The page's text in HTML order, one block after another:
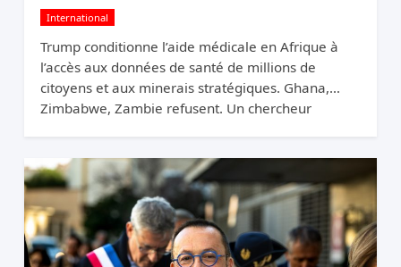
International
Trump conditionne l’aide médicale en Afrique à
l’accès aux données de santé de millions de
citoyens et aux minerais stratégiques. Ghana,
Zimbabwe, Zambie refusent. Un chercheur